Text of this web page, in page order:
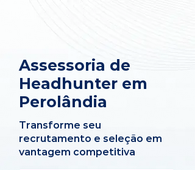
Assessoria de
Headhunter em
Perolândia
Transforme seu
recrutamento e seleção em
vantagem competitiva